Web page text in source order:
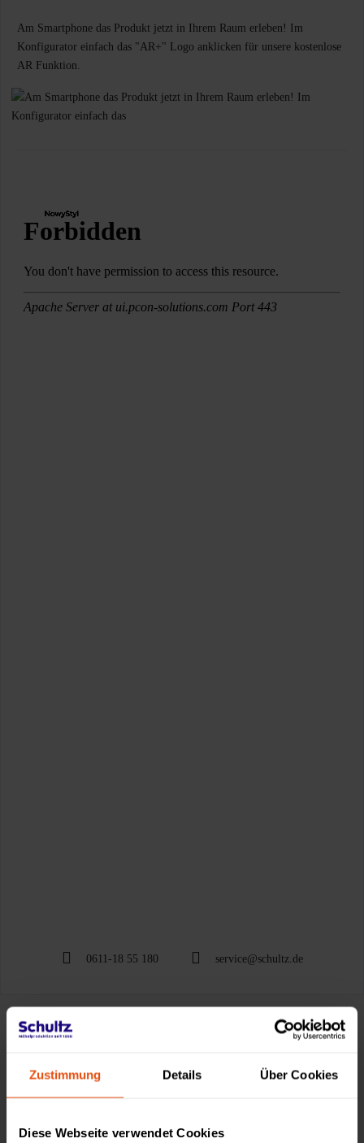
Zustimmung Details Über Cookies
Diese Webseite verwendet Cookies
Am Smartphone das Produkt jetzt in Ihrem Raum erleben! Im
Konfigurator einfach das "AR+" Logo anklicken für unsere kostenlose
AR Funktion.
0611-18 55 180 service@schultz.de
Made by Schultz